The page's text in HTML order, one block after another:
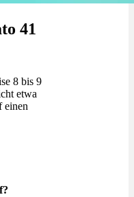
41
8 bis 9
etwa
einen